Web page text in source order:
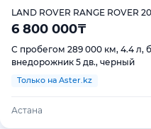
LAND ROVER RANGE ROVER
6 800 000₸
С пробегом 289 000 км, 4.4 л,
внедорожник 5 дв., черный
Только на Aster.kz
Астана